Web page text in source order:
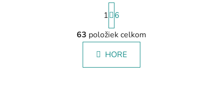
O
v
l
S
t
r
á
n
k
1
6
63 položiek celkom
HORE